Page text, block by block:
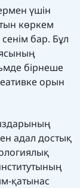
үшін
көркем
бар. Бұл
бірнеше
орын
адал достық
қатынас